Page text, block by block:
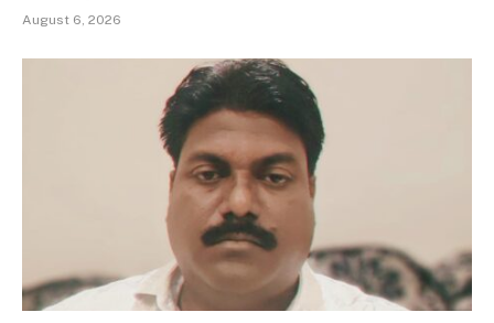
August 6, 2026